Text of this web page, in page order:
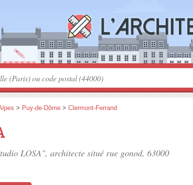
> Puy-de-Dôme > Clermont-Ferrand
LOSA", architecte situé rue gonod, 63000